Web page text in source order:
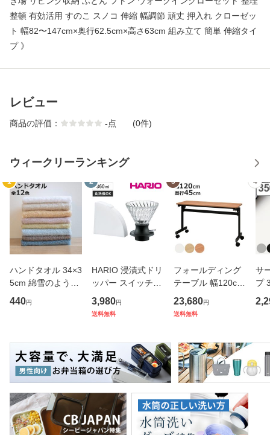
整頓 有効活用 すのこ スノコ 伸縮 幅調節 頑丈 押入れ クローゼッ
ト 幅82〜147cm×奥行62.5cm×高さ63cm 組み立て 簡単 伸縮タイ
プ 》
レビュー
商品の評価： -点 (0件)
ウィークリーランキング
1
ハンドタオル 34×3
5cm 綿雪のような
タオル ベルベット
カラー （ タオル
ンカチ 洗面タオル
綿 コッ
440円
2
HARIO 浸漬式ドリ
ッパー スイッチ36
0 （ ハリオ コーヒ
ー ドリッパー ペー
応 おしゃれ シンプ
ル ハン
3,980円
送料無料
3
フォールディング
テーブル 幅120cm
奥行き45cm キャ
スター付き 折りた
ッキング 会議机 ミ
ーティング
23,680円
送料無料
4
サ
プ
フ
ス
マ
保